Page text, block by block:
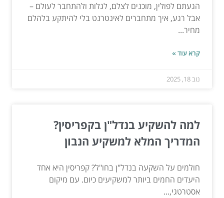
הגעתם לפולין, מוכנים לצלם, לגלות ולהתחבר לעולם –
אבל רגע, איך מתחברים לאינטרנט בלי להיתקע בלהלם
מחיר...
קרא עוד »
נוב 18, 2025
למה להשקיע בנדל"ן בקפריסין?
המדריך המלא למשקיע הנבון
חולמים על השקעה בנדל"ן בחו"ל? קפריסין היא אחד
היעדים החמים ביותר למשקיעים כיום. עם מיקום
אסטרטגי,...